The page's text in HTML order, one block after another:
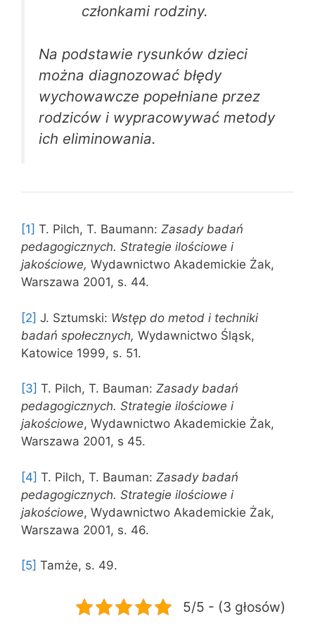
członkami rodziny.
Na podstawie rysunków dzieci
można diagnozować błędy
wychowawcze popełniane przez
rodziców i wypracowywać metody
ich eliminowania.
[1] T. Pilch, T. Baumann: Zasady badań
pedagogicznych. Strategie ilościowe i
jakościowe, Wydawnictwo Akademickie Żak,
Warszawa 2001, s. 44.
[2] J. Sztumski: Wstęp do metod i techniki
badań społecznych, Wydawnictwo Śląsk,
Katowice 1999, s. 51.
[3] T. Pilch, T. Bauman: Zasady badań
pedagogicznych. Strategie ilościowe i
jakościowe, Wydawnictwo Akademickie Żak,
Warszawa 2001, s 45.
[4] T. Pilch, T. Bauman: Zasady badań
pedagogicznych. Strategie ilościowe i
jakościowe, Wydawnictwo Akademickie Żak,
Warszawa 2001, s. 46.
[5] Tamże, s. 49.
5/5 - (3 głosów)